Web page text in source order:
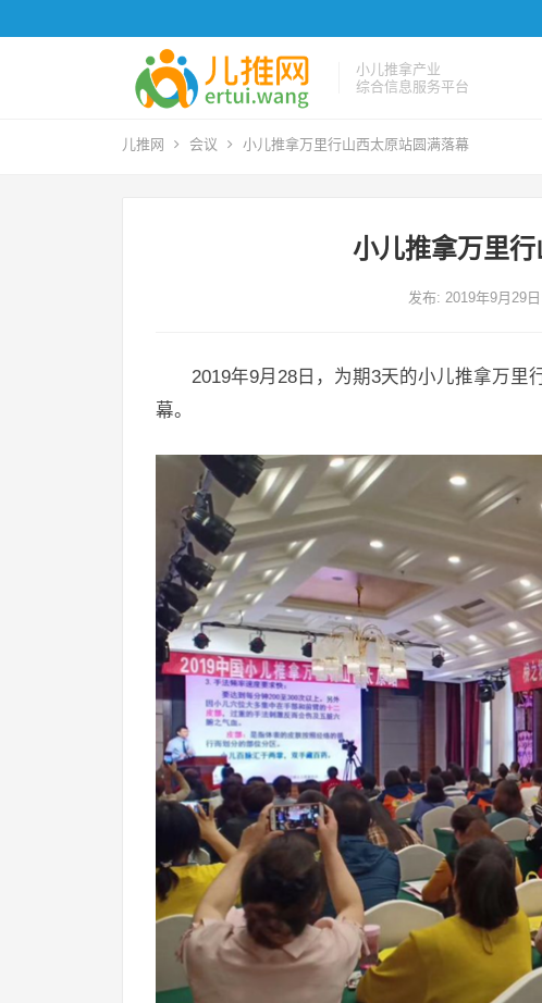
小儿推拿产业
综合信息服务平台
儿推网 会议 小儿推拿万里行山西太原站圆满落幕
小儿推拿万里
发布: 2019年9月29日
2019年9月28日，为期3天的小儿推拿万
幕。